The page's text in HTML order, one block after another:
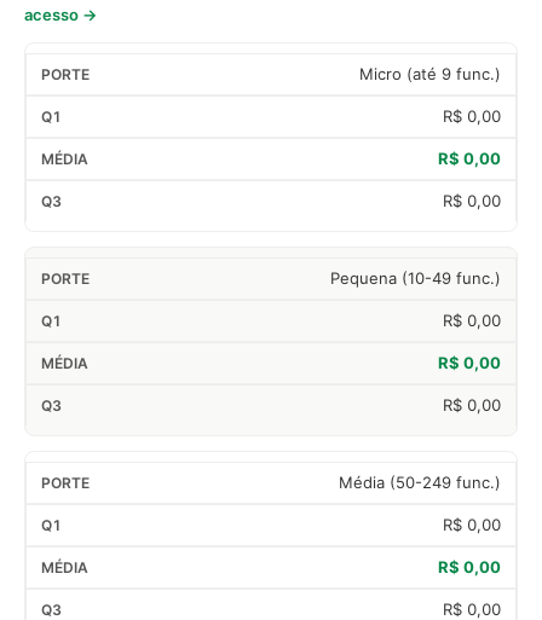
acesso →
Micro (até 9 func.)
R$ 0,00
R$ 0,00
R$ 0,00
Pequena (10-49 func.)
R$ 0,00
R$ 0,00
R$ 0,00
Média (50-249 func.)
R$ 0,00
R$ 0,00
R$ 0,00